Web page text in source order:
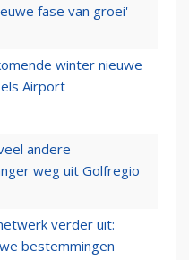
fase van groei'
winter nieuwe
Airport
andere
weg uit Golfregio
verder uit:
bestemmingen